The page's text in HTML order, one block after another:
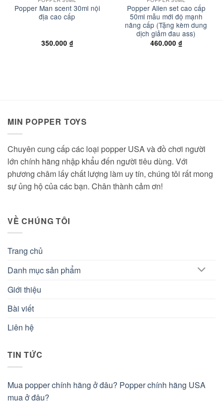
Popper Man scent 30ml nội
địa cao cấp
350.000 ₫
Popper Alien set cao cấp
50ml mẫu mới độ mạnh
nâng cấp (Tặng kèm dung
dịch giảm đau ass)
460.000 ₫
MIN POPPER TOYS
Chuyên cung cấp các loại popper USA và đồ chơi người
lớn chính hãng nhập khẩu đến người tiêu dùng. Với
phương châm lấy chất lượng làm uy tín, chúng tôi rất mong
sự ủng hộ của các bạn. Chân thành cảm ơn!
VỀ CHÚNG TÔI
Trang chủ
Danh mục sản phẩm
Giới thiệu
Bài viết
Liên hệ
TIN TỨC
Mua popper chính hãng ở đâu? Popper chính hãng USA
mua ở đâu?